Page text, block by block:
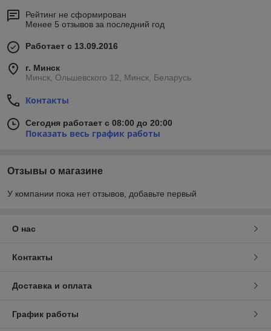
Рейтинг не сформирован
Менее 5 отзывов за последний год
Работает с 13.09.2016
г. Минск
Минск, Ольшевского 12, Минск, Беларусь
Контакты
Сегодня работает с 08:00 до 20:00
Показать весь график работы
Отзывы о магазине
У компании пока нет отзывов, добавьте первый
О нас
Контакты
Доставка и оплата
График работы